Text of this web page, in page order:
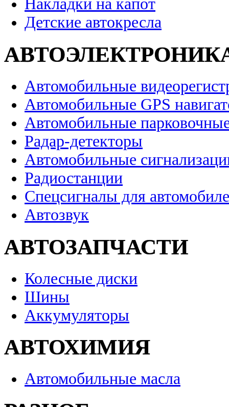
Накладки на капот
Детские автокресла
Автомобильные
Автомобильные GPS
Автомобильные
Радар-детекторы
Автомобильные
Радиостанции
Спецсигналы для
Автозвук
АВТОЗАПЧАСТИ
Колесные диски
Шины
Аккумуляторы
АВТОХИМИЯ
Автомобильные масла